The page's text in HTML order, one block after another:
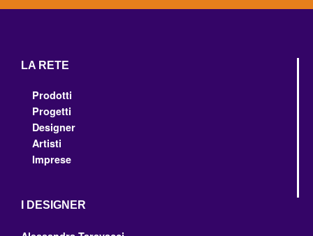
LA RETE
Prodotti
Progetti
Designer
Artisti
Imprese
I DESIGNER